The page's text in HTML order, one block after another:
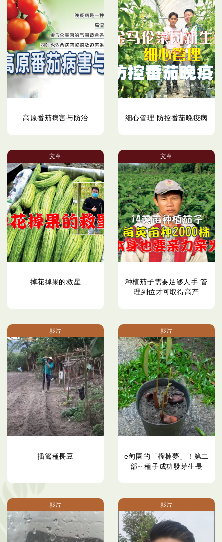
高原番茄病害与防治 细心管理 防控番茄晚疫病
文章
掉花掉果的救星
文章
种植茄子需要足够人手 管
理到位才可取得高产
影片
插篱種長豆
影片
e甸園的「榴槤夢」！第二
部~ 種子成功發芽生長
影片 影片